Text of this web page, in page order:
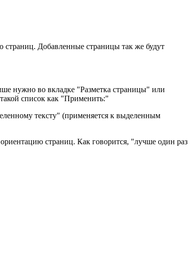
страниц. Добавленные страницы так же будут
нужно во вкладке "Разметка страницы" или
список как "Применить:"
тексту" (применяется к выделенным
страниц. Как говорится, "лучше один раз